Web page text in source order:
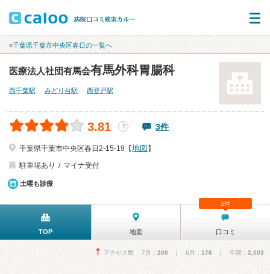
«千葉県千葉市中央区春日の一覧へ
医療法人社団有馬会有馬外科胃腸科
西千葉駅 みどり台駅 西登戸駅
3.81 ？ 3件
千葉県千葉市中央区春日2-15-19【地図 】
駐車場あり
マイナ受付
土曜も診療
TOP 地図 口コミ
3件
アクセス数 7月： 200 | 6月： 176 | 年間： 2,003